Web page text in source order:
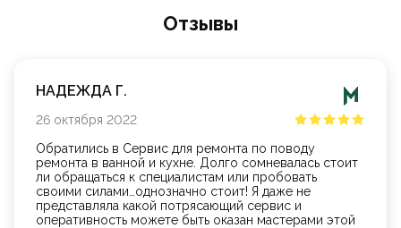
Oтзывы
НАДЕЖДА Г.
26 октября 2022
Обратились в Сервис для ремонта по поводу
ремонта в ванной и кухне. Долго сомневалась стоит
ли обращаться к специалистам или пробовать
своими силами…однозначно стоит! Я даже не
представляла какой потрясающий сервис и
оперативность можете быть оказан мастерами этой